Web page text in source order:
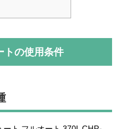
トの使用条件